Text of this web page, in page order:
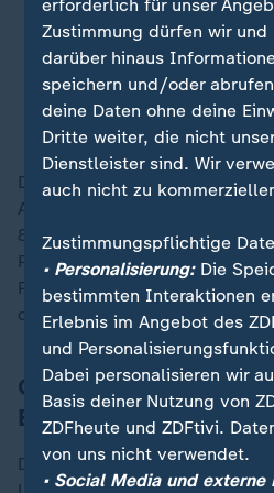
die Behebung des
eine bessere Vorbereitung
(73)
eine Verringerung des
und mehr Vermittlung
Der Umfrage zufolge hapert
Ausstattung der Schulen und
80 Prozent diese für wichtig
Prozent den Anspruch erfüllt.
Prozent der Aussage zu, dass
der Technik ausreichend
Große Mehrheit für
Bildungsangebot
Die Meinungsforscher haben
erforderlich für unser
Zustimmung dürfen wir
darüber hinaus
speichern und/oder
deine Daten ohne deine
Dritte weiter, die nicht
Dienstleister sind. Wir
auch nicht zu
Zustimmungspflichtige
• Personalisierung:Die
bestimmten Interaktionen
Erlebnis im Angebot des
und
Dabei personalisieren wir
Basis deiner Nutzung von
ZDFheute und ZDFtivi.
von uns nicht verwendet.
• Social Media und